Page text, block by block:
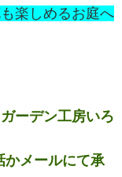
楽しめるお庭へ
ーデン工房いろ
かメールにて承